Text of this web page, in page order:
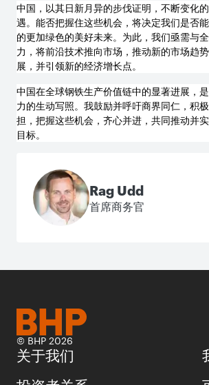
Rag Udd
首席商务官
中国，以其日新月异的步伐证明，不断变化
遇。能否把握住这些机会，将决定我们是否
的更加绿色的美好未来。为此，我们亟需与
力，将前沿技术推向市场，推动新的市场趋
展，并引领新的经济增长点。
中国在全球钢铁生产价值链中的显著进展，
力的生动写照。我鼓励并呼吁商界同仁，积
担，把握这些机会，齐心并进，共同推动并
目标。
© BHP 2026
关于我们